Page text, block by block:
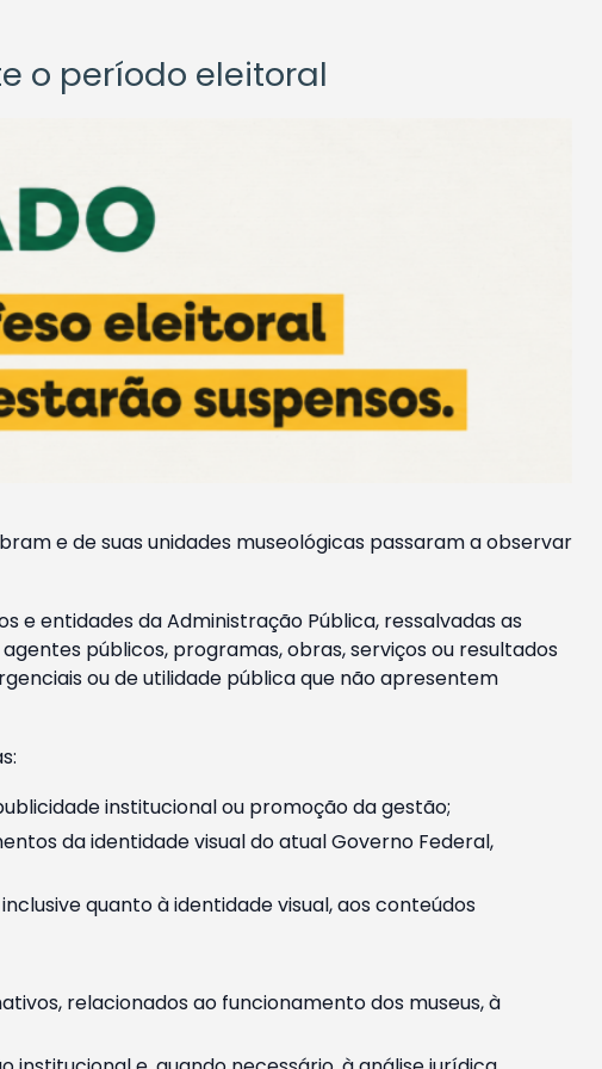
o período eleitoral
e de suas unidades museológicas passaram a observar
e entidades da Administração Pública, ressalvadas as
públicos, programas, obras, serviços ou resultados
ou de utilidade pública que não apresentem
institucional ou promoção da gestão;
da identidade visual do atual Governo Federal,
quanto à identidade visual, aos conteúdos
relacionados ao funcionamento dos museus, à